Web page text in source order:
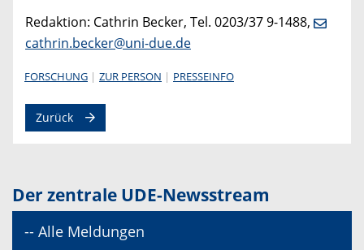
Redaktion: Cathrin Becker, Tel. 0203/37 9-1488,
cathrin.becker@uni-due.de
FORSCHUNG ZUR PERSON PRESSEINFO
Zurück
Der zentrale UDE-Newsstream
-- Alle Meldungen